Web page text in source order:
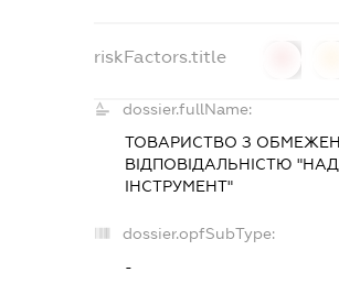
riskFactors.title
dossier.fullName:
ТОВАРИСТВО З
ВІДПОВІДАЛЬНІСТЮ
ІНСТРУМЕНТ"
dossier.opfSubType:
-